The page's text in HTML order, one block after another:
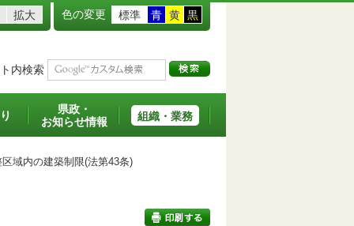
拡大 色の変更 標準 青 黄 黒
内検索
県政・
お知らせ情報
組織・業務
内の建築制限(法第43条)